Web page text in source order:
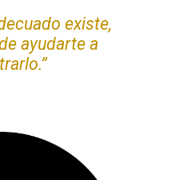
existe,
ayudarte a